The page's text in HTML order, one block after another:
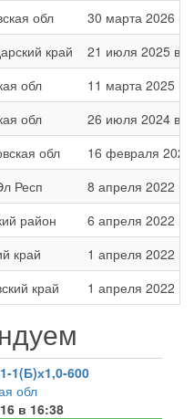
обл
30 марта 2026 в
край
21 июля 2025 в
обл
11 марта 2025 в
обл
26 июля 2024 в
обл
16 февраля
Респ
8 апреля 2022 в
район
6 апреля 2022 в
край
1 апреля 2022 в
край 1 апреля 2022 в
1(Б)х1,0-600
обл
в 16:38